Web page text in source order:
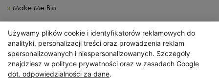
Make Me Bio
Serwis wykorzystuje pliki cookies. Korzystając ze strony
wyrażasz zgodę na wykorzystywanie plików cookies, w zakresie
Używamy plików cookie i identyfikatorów reklamowych do
analityki, personalizacji treści oraz prowadzenia reklam
spersonalizowanych i niespersonalizowanych. Szczegóły
znajdziesz w polityce prywatności oraz w zasadach Google
dot. odpowiedzialności za dane.